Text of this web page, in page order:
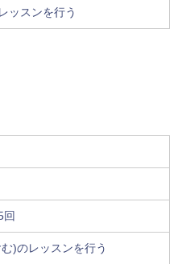
ッスンを行う
回
)のレッスンを行う